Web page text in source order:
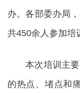
办。各部委办局
共450余人参加培
本次培训主要
的热点、堵点和